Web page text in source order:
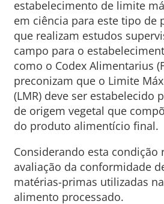
estabelecimento de limite
em ciência para este tipo de
que realizam estudos
campo para o
como o Codex Alimentarius
preconizam que o Limite
(LMR) deve ser estabelecido
de origem vegetal que
do produto alimentício final.
Considerando esta condição
avaliação da conformidade
matérias-primas utilizadas
alimento processado.